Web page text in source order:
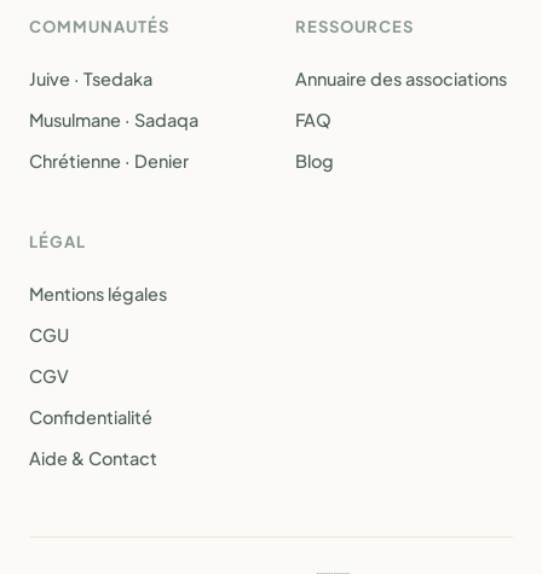
COMMUNAUTÉS
Juive · Tsedaka
Musulmane · Sadaqa
Chrétienne · Denier
RESSOURCES
Annuaire des associations
FAQ
Blog
LÉGAL
Mentions légales
CGU
CGV
Confidentialité
Aide & Contact